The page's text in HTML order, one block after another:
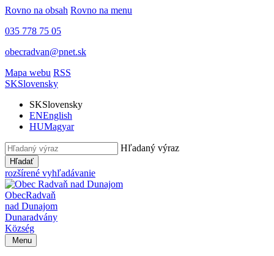
Rovno na obsah Rovno na menu
035 778 75 05
obecradvan@pnet.sk
Mapa webu RSS
SKSlovensky
SKSlovensky
ENEnglish
HUMagyar
Hľadaný výraz
Hľadať
rozšírené vyhľadávanie
ObecRadvaň
nad Dunajom
Dunaradvány
Község
Menu